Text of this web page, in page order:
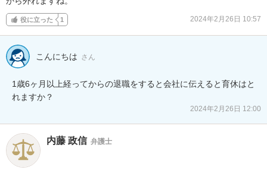
役に立った 1 2024年2月26日 10:57
こんにちは さん
1歳6ヶ月以上経ってからの退職をすると会社に伝えると育休はと
れますか？
2024年2月26日 12:00
内藤 政信 弁護士